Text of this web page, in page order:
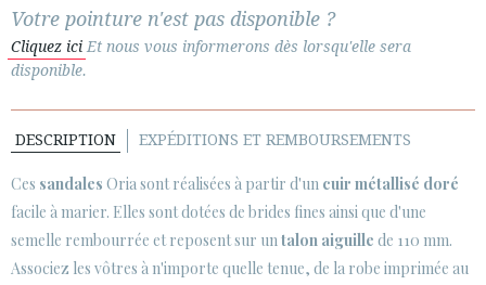
· POLITIQUE DE CONFIDENTIALITÉ
· TERMES ET CONDITIONS
· INFORMATION LÉGALE
     
ESPACE CLIENTS B2B
SECURE WEB SSL CERTIFICATE © 2026 PURA LOPEZ
Votre pointure n'est pas disponible ?
Cliquez ici Et nous vous informerons dès lorsqu'elle sera
disponible.
DESCRIPTION EXPÉDITIONS ET REMBOURSEMENTS
Ces sandales Oria sont réalisées à partir d'un cuir métallisé doré
facile à marier. Elles sont dotées de brides fines ainsi que d'une
semelle rembourrée et reposent sur untalon aiguille de 110 mm.
Associez les vôtres à n'importe quelle tenue, de la robe imprimée au